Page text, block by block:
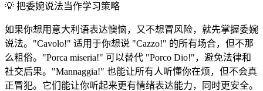
💡 把委婉说法当作学习策略
如果你想用意大利语表达懊恼，又不想冒风险，就先掌握委婉
说法。"Cavolo!" 适用于你想说 "Cazzo!" 的所有场合，但不那
么粗俗。"Porca miseria!" 可以替代 "Porco Dio!"，避免法律和
社交后果。"Mannaggia!" 也能让所有人听懂你在烦，但不会真
正冒犯。它们能让你听起来更有情绪表达能力，同时更安全。